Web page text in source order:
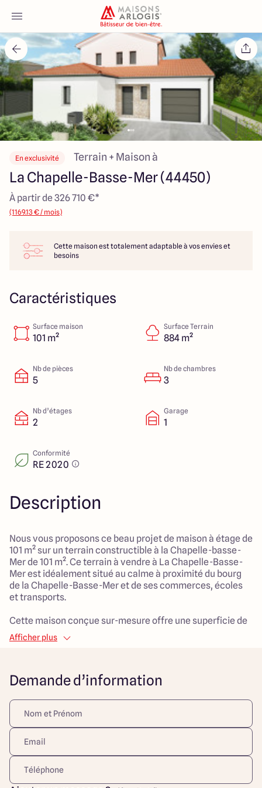
Accueil
Nos maisons
Nos annonces
Votre projet
Qui sommes-nous
Maisons ARLOGIS Nantes
4.7 4.7
En exclusivité Terrain + Maison à
La Chapelle-Basse-Mer (44450)
À partir de 326 710 €*
(1169.13 € / mois)
Cette maison est totalement adaptable à vos envies et
besoins
Caractéristiques
Surface maison
101 m²
Surface Terrain
884 m²
Nb de pièces
5
Nb de chambres
3
Nb d’étages
2
Garage
1
Conformité
RE 2020
Description
Nous vous proposons ce beau projet de maison à étage de
101 m² sur un terrain constructible à la Chapelle-basse-
Mer de 101 m². Ce terrain à vendre à La Chapelle-Basse-
Mer est idéalement situé au calme à proximité du bourg
de la Chapelle-Basse-Mer et de ses commerces, écoles
et transports.
Cette maison conçue sur-mesure offre une superficie de
101 m² habitable et 3 chambres. Au rez-de-chaussée, vous
disposerez d'une grande pièce de vie lumineuse de 40 m²
placards intégrés, une grande salle de bain et un WC
Prestations de qualité entièrement personnalisables
adaptées à votre budget et à votre mode de vie. N'hésitez
pas à prendre rendez-vous avec notre agence afin de
concrétiser votre projet de construction.
Découvrez toutes nos offres et réalisations ARLOGIS sur
notre site Internet. Visuel d'illustration. Le modèle est
Afficher plus
Demande d’information